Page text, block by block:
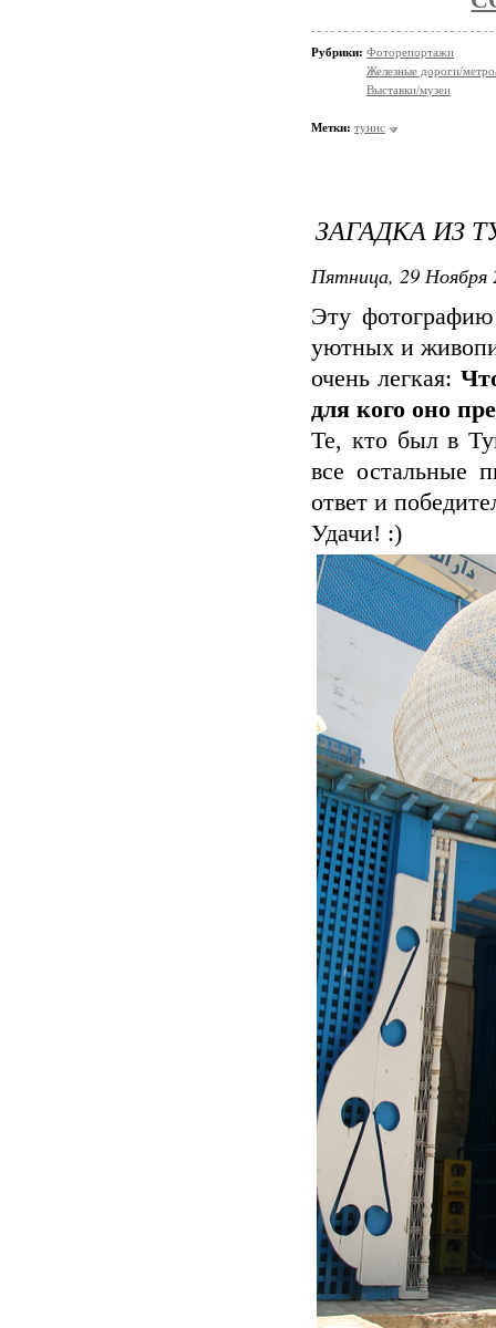
Рубрики: Фоторепортажи
Железные дороги/
Выставки/музеи
Метки: тунис
ЗАГАДКА ИЗ
Пятница, 29 Ноября
Эту
уютных и
очень легкая:
для кого оно
Те, кто был в
все остальные
ответ и
Удачи! :)